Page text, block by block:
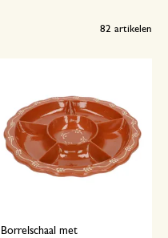
82 artikelen
Borrelschaal met